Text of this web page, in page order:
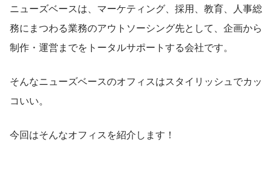
ニューズベースは、マーケティング、採用、教育、人事総
務にまつわる業務のアウトソーシング先として、企画から
制作・運営までをトータルサポートする会社です。
そんなニューズベースのオフィスはスタイリッシュでカッ
コいい。
今回はそんなオフィスを紹介します！